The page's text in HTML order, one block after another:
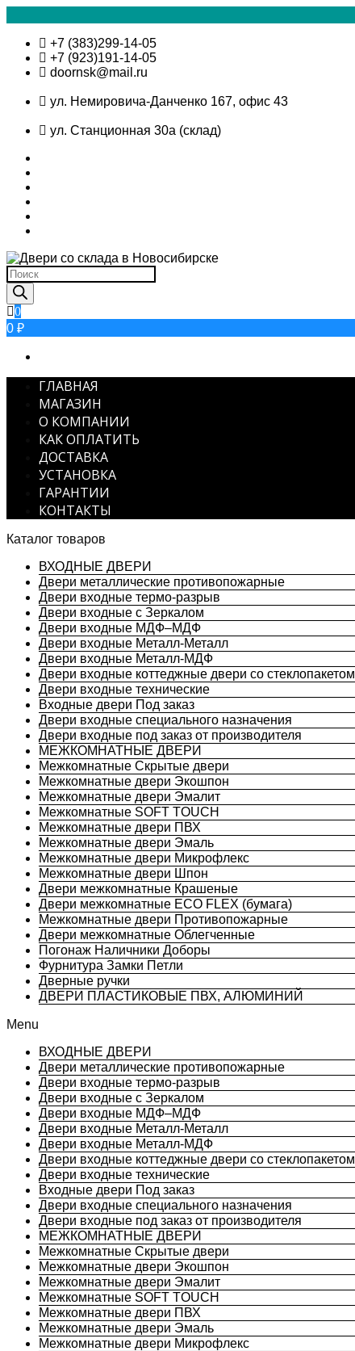
Skip
content
+7 (383)299-14-05
+7 (923)191-14-05
doornsk@mail.ru
ул. Немировича-Данченко 167, офис 43
ул. Станционная 30а (склад)
Поиск
товаров
0
0 ₽
ГЛАВНАЯ
МАГАЗИН
О КОМПАНИИ
КАК ОПЛАТИТЬ
ДОСТАВКА
УСТАНОВКА
ГАРАНТИИ
КОНТАКТЫ
Каталог товаров
ВХОДНЫЕ ДВЕРИ
Двери металлические противопожарные
Двери входные термо-разрыв
Двери входные с Зеркалом
Двери входные МДФ–МДФ
Двери входные Металл-Металл
Двери входные Металл-МДФ
Двери входные коттеджные двери со стеклопакетом
Двери входные технические
Входные двери Под заказ
Двери входные специального назначения
Двери входные под заказ от производителя
МЕЖКОМНАТНЫЕ ДВЕРИ
Межкомнатные Скрытые двери
Межкомнатные двери Экошпон
Межкомнатные двери Эмалит
Межкомнатные SOFT TOUCH
Межкомнатные двери ПВХ
Межкомнатные двери Эмаль
Межкомнатные двери Микрофлекс
Межкомнатные двери Шпон
Двери межкомнатные Крашеные
Двери межкомнатные ECO FLEX (бумага)
Межкомнатные двери Противопожарные
Двери межкомнатные Облегченные
Погонаж Наличники Доборы
Фурнитура Замки Петли
Дверные ручки
ДВЕРИ ПЛАСТИКОВЫЕ ПВХ, АЛЮМИНИЙ
Menu
ВХОДНЫЕ ДВЕРИ
Двери металлические противопожарные
Двери входные термо-разрыв
Двери входные с Зеркалом
Двери входные МДФ–МДФ
Двери входные Металл-Металл
Двери входные Металл-МДФ
Двери входные коттеджные двери со стеклопакетом
Двери входные технические
Входные двери Под заказ
Двери входные специального назначения
Двери входные под заказ от производителя
МЕЖКОМНАТНЫЕ ДВЕРИ
Межкомнатные Скрытые двери
Межкомнатные двери Экошпон
Межкомнатные двери Эмалит
Межкомнатные SOFT TOUCH
Межкомнатные двери ПВХ
Межкомнатные двери Эмаль
Межкомнатные двери Микрофлекс